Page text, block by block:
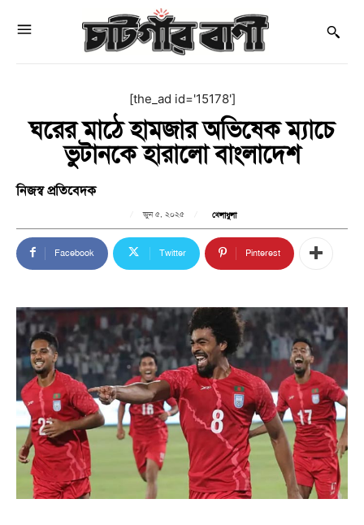
[the_ad id='15178']
ঘরের মাঠে হামজার অভিষেক ম্যাচে
ভুটানকে হারালো বাংলাদেশ
নিজস্ব প্রতিবেদক
জুন ৫, ২০২৫ খেলাধুলা
Facebook Twitter Pinterest